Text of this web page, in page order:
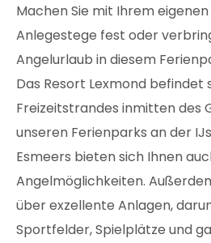
Machen Sie mit Ihrem
Anlegestege fest oder
Angelurlaub in diesem
Das Resort Lexmond befindet
Freizeitstrandes inmitten des
unseren Ferienparks an der
Esmeers bieten sich Ihnen
Angelmöglichkeiten.
über exzellente Anlagen,
Sportfelder, Spielplätze und